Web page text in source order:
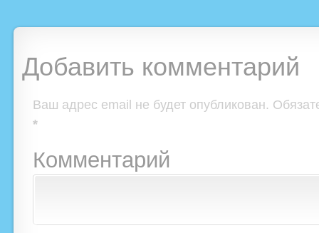
Добавить комментарий
Ваш адрес email не будет опубликован.
*
Комментарий